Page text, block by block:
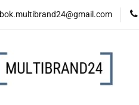
bok.multibrand24@gmail.com
MEBLE